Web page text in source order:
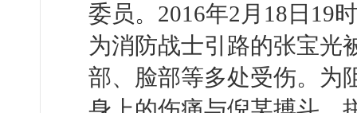
委员。2016年2月18日19
为消防战士引路的张宝光
部、脸部等多处受伤。为